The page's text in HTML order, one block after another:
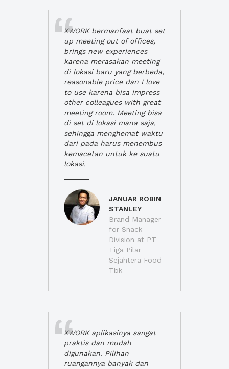
XWORK bermanfaat buat set
up meeting out of offices,
brings new experiences
karena merasakan meeting
di lokasi baru yang berbeda,
reasonable price dan I love
to use karena bisa impress
other colleagues with great
meeting room. Meeting bisa
di set di lokasi mana saja,
sehingga menghemat waktu
dari pada harus menembus
kemacetan untuk ke suatu
lokasi.
JANUAR ROBIN
STANLEY
Brand Manager
for Snack
Division at PT
Tiga Pilar
Sejahtera Food
Tbk
XWORK aplikasinya sangat
praktis dan mudah
digunakan. Pilihan
ruangannya banyak dan